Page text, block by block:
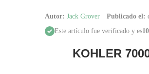
Autor: Jack Grover Publicado el:
Este artículo fue verificado y es
KOHLER